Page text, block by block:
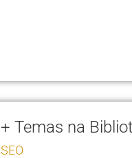
+ Temas na
SEO